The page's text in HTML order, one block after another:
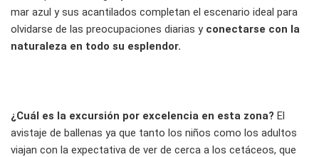
mar azul y sus acantilados completan el escenario ideal para
olvidarse de las preocupaciones diarias yconectarse con la
naturaleza en todo su esplendor.
¿Cuál es la excursión por excelencia en esta zona? El
avistaje de ballenas ya que tanto los niños como los adultos
viajan con la expectativa de ver de cerca a los cetáceos, que